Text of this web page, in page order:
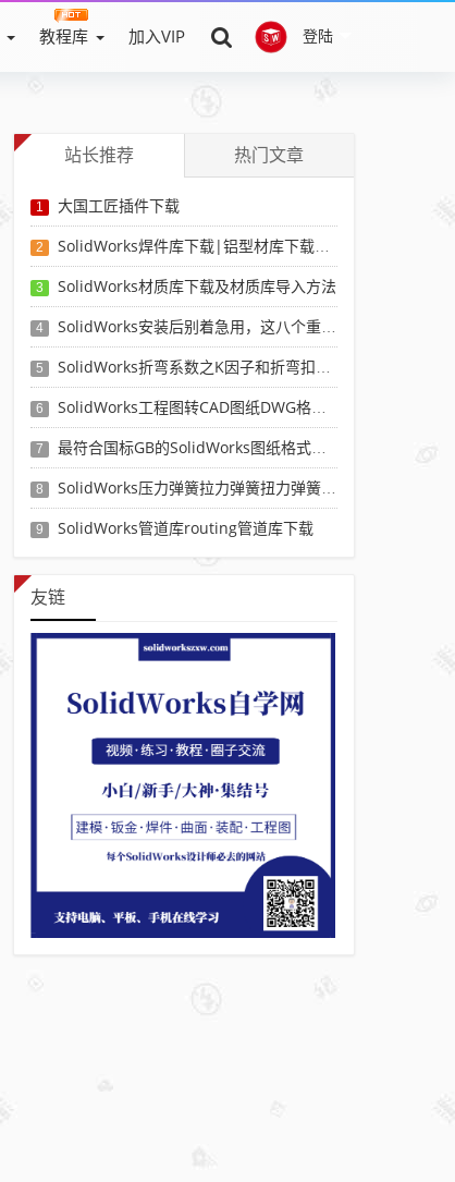
登陆
教程库 加入VIP
站长推荐 热门文章
1 大国工匠插件下载
2 SolidWorks焊件库下载|铝型材库下载|附sw焊件库添加配置使用教程
3 SolidWorks材质库下载及材质库导入方法
4 SolidWorks安装后别着急用，这八个重要SolidWorks设置可以提高你的画图效率
5 SolidWorks折弯系数之K因子和折弯扣除表-溪风推荐
6 SolidWorks工程图转CAD图纸DWG格式映射文件无乱码可分层-溪风亲测推荐
7 最符合国标GB的SolidWorks图纸格式和图纸模板下载-溪风专用版
8 SolidWorks压力弹簧拉力弹簧扭力弹簧涡卷弹簧自动生成宏程序下载
9 SolidWorks管道库routing管道库下载
友链